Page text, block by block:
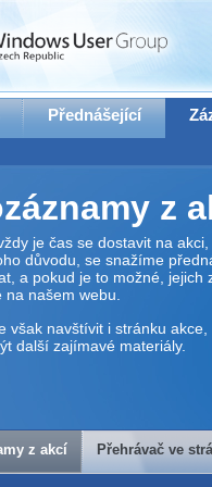
Přednášející
z
je čas se dostavit na
důvodu, se snažíme
a pokud je to možné, jejich
našem webu.
však navštívit i stránku akce,
další zajímavé materiály.
ve
z akcí Přehrávač ve